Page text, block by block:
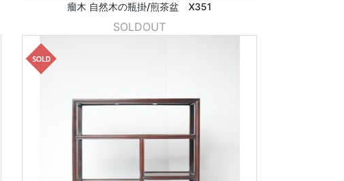
瘤木 自然木の瓶掛/煎茶盆 X351
SOLDOUT